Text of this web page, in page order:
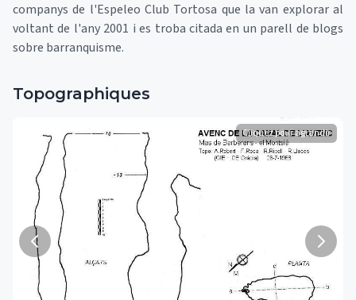
companys de l'Espeleo Club Tortosa que la van explorar al
voltant de l'any 2001 i es troba citada en un parell de blogs
sobre barranquisme.
Topographiques
Cliquez pour agrandir